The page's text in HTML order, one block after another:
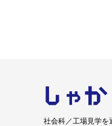
しゃ
社会科／工場見学を